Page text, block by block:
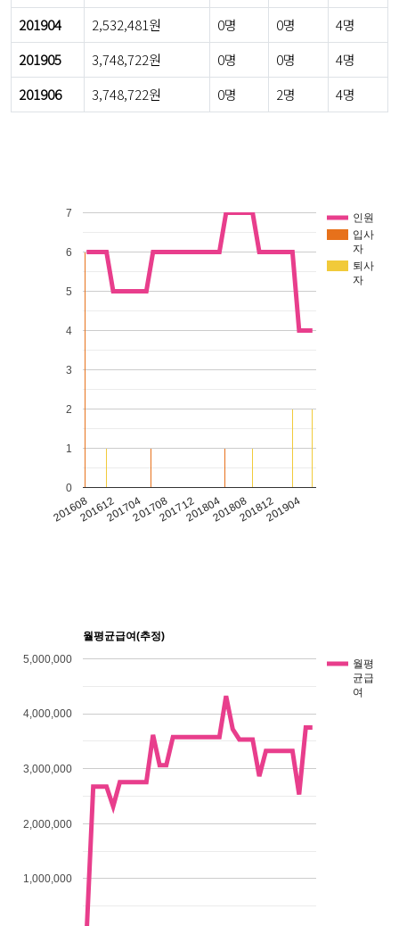
201904
2,532,481원 0명 0명
4명
201905
3,748,722원 0명 0명
4명
201906
3,748,722원 0명 2명 4명
인원
입사
자
퇴사
자
201608201612201704201708201712201804201808201812201904
0
1
2
3
4
5
6
7
월평균급여(추정)
월평
균급
여
1,000,000
2,000,000
3,000,000
4,000,000
5,000,000